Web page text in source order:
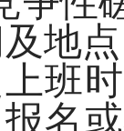
地
班
名